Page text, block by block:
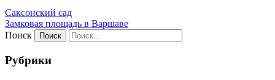
Саксонский сад
Замковая площадь в Варшаве
Поиск
Рубрики